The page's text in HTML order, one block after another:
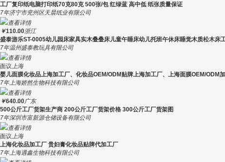
工厂复印纸电脑打印纸70克80克 500张/包 红绿蓝 高中低 纸张质量保证
7年济宁市兖州区天晨纸业有限公司
查看详情
￥110.00浙江
盛泰游乐ST-0005幼儿园床家具实木叠叠床儿童午睡床幼儿托班午休床睡觉木质松木床
7年温州盛泰教玩具有限公司
查看详情
面议上海
婴儿面膜化妆品上海加工厂、化妆品OEM/ODM贴牌上海加工厂、上海面膜OEM/ODM
7年上海娇然生物科技有限公司
查看详情
￥640.00广东
500公斤工厂货架生产商 200公斤工厂货架价格 300公斤工厂货架图
7年深圳市富新源仓储设备有限公司
查看详情
面议上海
上海化妆品加工厂 贵妇膏化妆品贴牌代加工厂
7年上海遇鑫生物科技有限公司